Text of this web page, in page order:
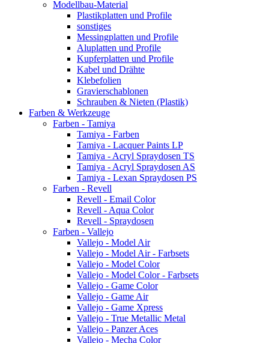
Modellbau-Material
Plastikplatten und Profile
sonstiges
Messingplatten und Profile
Aluplatten und Profile
Kupferplatten und Profile
Kabel und Drähte
Klebefolien
Gravierschablonen
Schrauben & Nieten (Plastik)
Farben & Werkzeuge
Farben - Tamiya
Tamiya - Farben
Tamiya - Lacquer Paints LP
Tamiya - Acryl Spraydosen TS
Tamiya - Acryl Spraydosen AS
Tamiya - Lexan Spraydosen PS
Farben - Revell
Revell - Email Color
Revell - Aqua Color
Revell - Spraydosen
Farben - Vallejo
Vallejo - Model Air
Vallejo - Model Air - Farbsets
Vallejo - Model Color
Vallejo - Model Color - Farbsets
Vallejo - Game Color
Vallejo - Game Air
Vallejo - Game Xpress
Vallejo - True Metallic Metal
Vallejo - Panzer Aces
Vallejo - Mecha Color